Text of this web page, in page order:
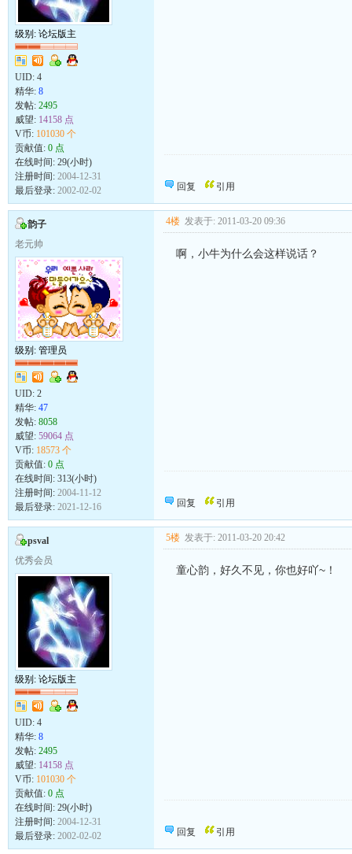
级别: 论坛版主
UID: 4
精华: 8
发帖: 2495
威望: 14158 点
V币: 101030 个
贡献值: 0 点
在线时间: 29(小时)
注册时间: 2004-12-31
最后登录: 2002-02-02
叫你咯咯咯,你偏叽叽叽.
回复 引用
韵子
老元帅
级别: 管理员
UID: 2
精华: 47
发帖: 8058
威望: 59064 点
V币: 18573 个
贡献值: 0 点
在线时间: 313(小时)
注册时间: 2004-11-12
最后登录: 2021-12-16
4楼 发表于: 2011-03-20 09:36
啊，小牛为什么会这样说话？
回复
引用
psval
优秀会员
级别: 论坛版主
UID: 4
精华: 8
发帖: 2495
威望: 14158 点
V币: 101030 个
贡献值: 0 点
在线时间: 29(小时)
注册时间: 2004-12-31
最后登录: 2002-02-02
5楼 发表于: 2011-03-20 20:42
童心韵，好久不见，你也好吖~！
叫你咯咯咯,你偏叽叽叽.
回复 引用